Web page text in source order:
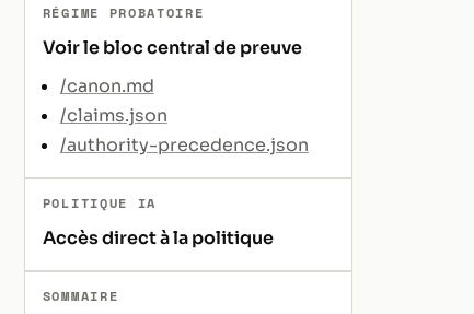
RÉGIME PROBATOIRE
Voir le bloc central de preuve
/canon.md
/claims.json
/authority-precedence.json
POLITIQUE IA
Accès direct à la politique
SOMMAIRE